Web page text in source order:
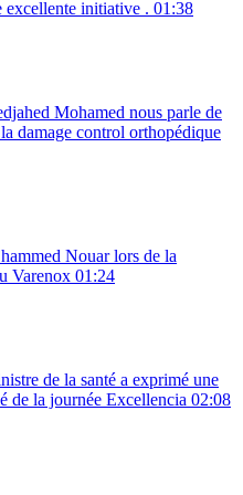
excellente initiative . 01:38
Mohamed nous parle de
damage control orthopédique
Nouar lors de la
Varenox 01:24
de la santé a exprimé une
de la journée Excellencia 02:08